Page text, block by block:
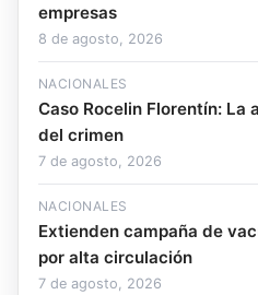
empresas
8 de agosto, 2026
NACIONALES
Caso Rocelin Florentín: La
del crimen
7 de agosto, 2026
NACIONALES
Extienden campaña de
por alta circulación
7 de agosto, 2026